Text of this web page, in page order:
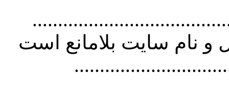
استفاده از
نام سايت بلامانع است